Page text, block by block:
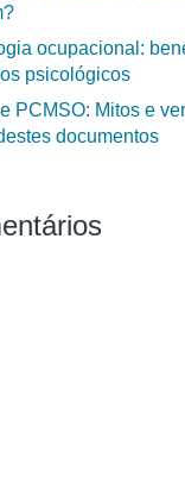
ocupacional:
psicológicos
PCMSO: Mitos e
documentos